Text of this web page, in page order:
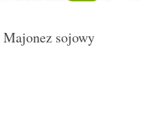
Majonez sojowy